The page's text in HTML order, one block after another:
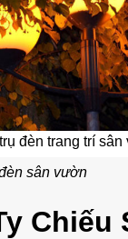
trụ đèn trang trí
sân vườn
Chiếu